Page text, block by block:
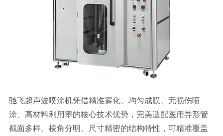
喷嘴兼容性
驰飞超声波喷涂机凭借精准雾化、均匀成膜、无损伤喷
涂、高材料利用率的核心技术优势，完美适配医用异形管
截面多样、棱角分明、尺寸精密的结构特性，可精准覆盖